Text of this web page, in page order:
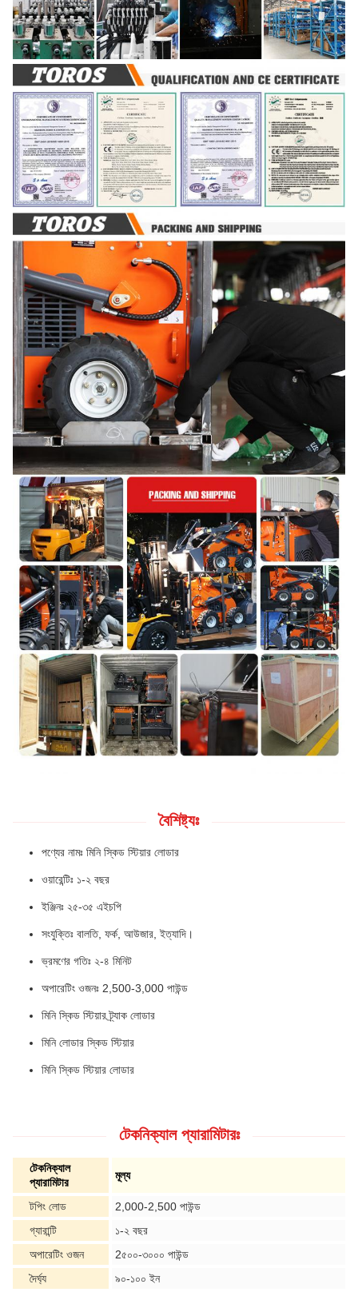
বৈশিষ্ট্যঃ
পণ্যের নামঃ মিনি স্কিড স্টিয়ার লোডার
ওয়ারেন্টিঃ ১-২ বছর
ইঞ্জিনঃ ২৫-৩৫ এইচপি
সংযুক্তিঃ বালতি, ফর্ক, আউজার, ইত্যাদি।
ভ্রমণের গতিঃ ২-৪ মিনিট
অপারেটিং ওজনঃ 2,500-3,000 পাউন্ড
মিনি স্কিড স্টিয়ার ট্র্যাক লোডার
মিনি লোডার স্কিড স্টিয়ার
মিনি স্কিড স্টিয়ার লোডার
টেকনিক্যাল প্যারামিটারঃ
টেকনিক্যাল
প্যারামিটার
মূল্য
টপিং লোড
2,000-2,500 পাউন্ড
গ্যারান্টি
১-২ বছর
অপারেটিং ওজন
2৫০০-৩০০০ পাউন্ড
দৈর্ঘ্য
৯০-১০০ ইন